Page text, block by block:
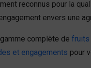
reconnus pour la
envers une
complète de fruits
et engagements pour